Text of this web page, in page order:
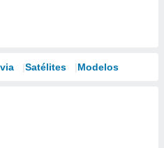
Satélites Modelos